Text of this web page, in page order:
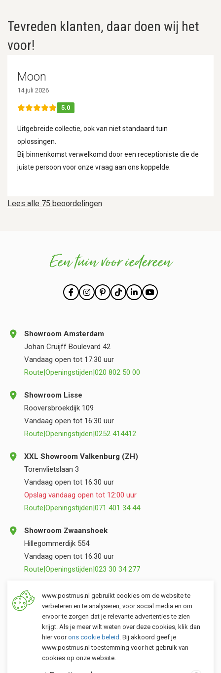
Tevreden klanten, daar doen wij het
voor!
Lees alle 75 beoordelingen
Moon
14 juli 2026
5.0
Uitgebreide collectie, ook van niet standaard tuin
oplossingen.
Bij binnenkomst verwelkomd door een receptioniste die de
juiste persoon voor onze vraag aan ons koppelde.
Een tuin voor iedereen
Klantenservice
Showroom Amsterdam
Johan Cruijff Boulevard 42
Vandaag open tot 17:30 uur
Route|Openingstijden|020 802 50 00
Showroom Lisse
Rooversbroekdijk 109
Vandaag open tot 16:30 uur
Route|Openingstijden|0252 414412
XXL Showroom Valkenburg (ZH)
Torenvlietslaan 3
Vandaag open tot 16:30 uur
Opslag vandaag open tot 12:00 uur
Route|Openingstijden|071 401 34 44
Showroom Zwaanshoek
Hillegommerdijk 554
Vandaag open tot 16:30 uur
Route|Openingstijden|023 30 34 277
Opslag Valkenburg (ZH)
Torenvlietslaan 3
Vandaag open tot 12:00 uur
Route|Openingstijden |071 401 34 44
www.postmus.nl gebruikt cookies om de website te
verbeteren en te analyseren, voor social media en om
ervoor te zorgen dat je relevante advertenties te zien
krijgt. Als je meer wilt weten over deze cookies, klik dan
hier voorons cookie beleid . Bij akkoord geef je
www.postmus.nl toestemming voor het gebruik van
cookies op onze website.